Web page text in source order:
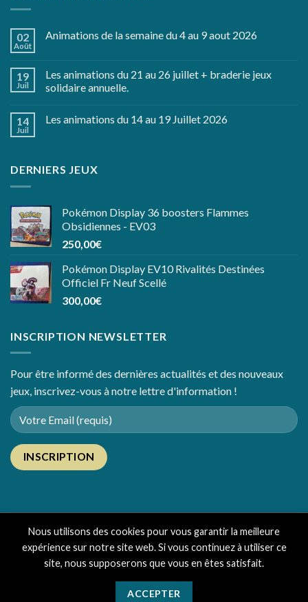
02
Août
Animations de la semaine du 4 au 9 aout 2026
19
Juil
Les animations du 21 au 26 juillet + braderie jeux
solidaire annuelle.
14
Juil
Les animations du 14 au 19 Juillet 2026
DERNIERS JEUX
Pokémon Display 36 boosters Flammes
Obsidiennes - EV03
250,00€
Pokémon Display EV10 Rivalités Destinées
Officiel Fr Neuf Scellé
300,00€
INSCRIPTION NEWSLETTER
Pour être informé des dernières actualités et des nouveaux
jeux, inscrivez-vous à notre lettre d'information !
LE CONCEPT ACTUALITÉS CONTACT CGV
Copyright Gagnant Gagnant 2026 © CréaSites
Création de site internet à Bordeaux |
Nous utilisons des cookies pour vous garantir la meilleure
expérience sur notre site web. Si vous continuez à utiliser ce
site, nous supposerons que vous en êtes satisfait.
ACCEPTER